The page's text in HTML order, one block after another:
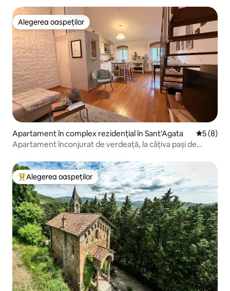
Alegerea oaspeților
Alegerea oaspeților
Apartament în complex rezidențial în Sant'Agata Scor
5 (8)
Apartament înconjurat de verdeață, la câțiva pași de
Locuință din topul categoriei Alegerea oaspeților
Alegerea oaspeților